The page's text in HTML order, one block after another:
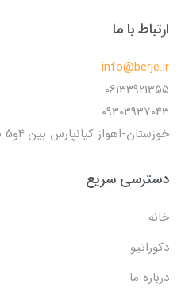
ارتباط با ما
info@berje.ir
06133921355
09303937043
خوزستان-اهواز کیانپارس بین 4و5 شرقی
دسترسی سریع
خانه
دکوراتیو
درباره ما